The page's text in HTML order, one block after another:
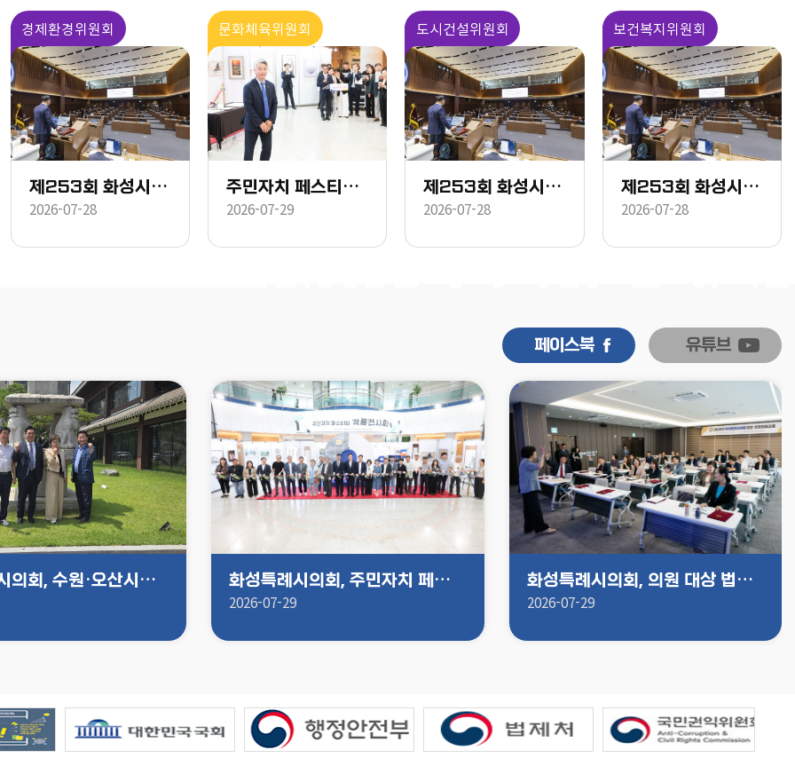
경제환경위원회
제253회 화성시의회 임시회 중 제2차 본회의
2026-07-28
문화체육위원회
주민자치 페스티벌 작품전시회
2026-07-29
도시건설위원회
제253회 화성시의회 임시회 중 제2차 본회의
2026-07-28
보건복지위원회
제253회 화성시의회 임시회 중 제2차 본회의
2026-07-28
페이스북
화성특례시의회, 수원·오산시의회와 ‘문화상생 정조특별시’논의 축제·관광·교육 분야 연계한 시민 체감형 공동 문화사업 모색
화성특례시의회, 주민자치 페스티벌 작품전시회 참석 “동네에서 가장 가까운 문화공간, 주민자치센터 응원할 것”
2026-07-29
화성특례시의회, 의원 대상 법정의무교육 실시 “청렴·인권·폭력 예방교육으로 책임 있는 의정활동 다짐”
2026-07-29
유튜브